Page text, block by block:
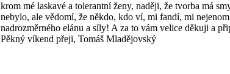
krom mé laskavé a tolerantní ženy, naději, že tvorba má
nebylo, ale vědomí, že někdo, kdo ví, mi fandí, mi
nadrozměrného elánu a síly! A za to vám velice děkuji a
Pěkný víkend přeji, Tomáš Mladějovský